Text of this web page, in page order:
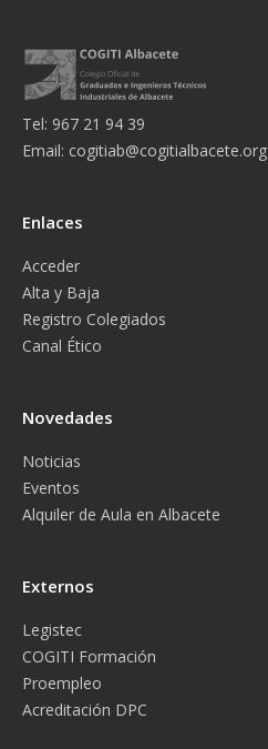
Tel: 967 21 94 39
Email: cogitiab@cogitialbacete.org
Enlaces
Acceder
Alta y Baja
Registro Colegiados
Canal Ético
Novedades
Noticias
Eventos
Alquiler de Aula en Albacete
Externos
Legistec
COGITI Formación
Proempleo
Acreditación DPC